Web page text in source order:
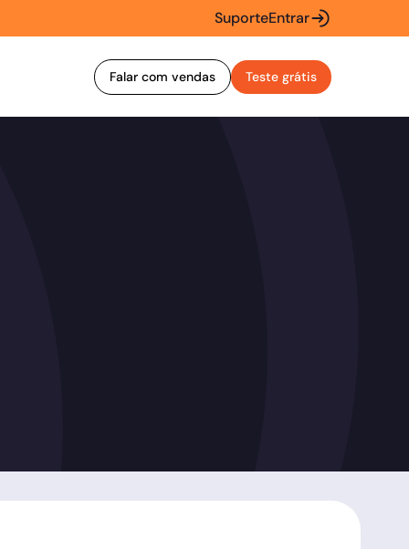
SuporteEntrar
Falar com vendas Teste grátis